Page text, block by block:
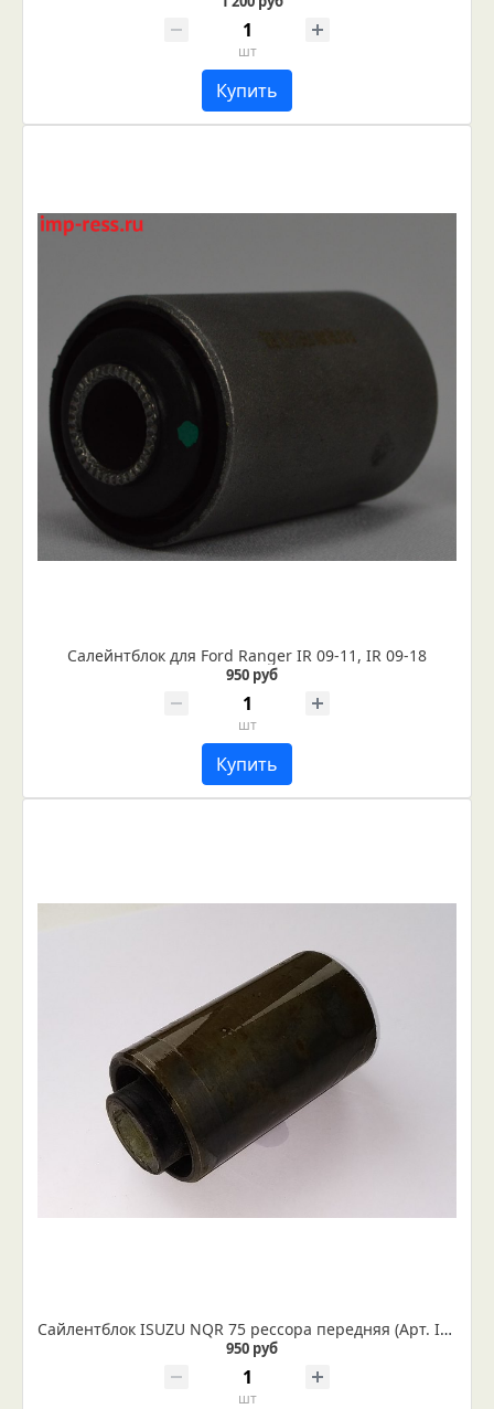
шт
Купить
Салейнтблок для Ford Ranger IR 09-11, IR 09-18
950 руб
шт
Купить
Сайлентблок ISUZU NQR 75 рессора передняя (Арт. IR 07-06-14)
950 руб
шт